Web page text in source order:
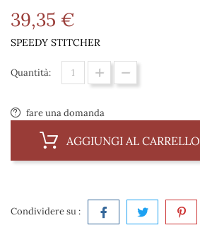
39,35 €
SPEEDY STITCHER
Quantità:
fare una domanda
AGGIUNGI AL CARRELLO
Condividere su :